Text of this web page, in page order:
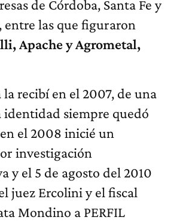
de Córdoba, Santa Fe y
entre las que figuraron
Apache y Agrometal,
la recibí en el 2007, de una
identidad siempre quedó
el 2008 inicié un
investigación
y el 5 de agosto del 2010
juez Ercolini y el fiscal
Mondino a PERFIL